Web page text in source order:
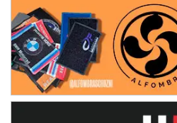
SUR SANTAFESINO - F4
José Samuel Sánchez (Tierra)
Rufino (Santa Fe)
TUCUMANO - F5
Juan Navarro (Asfalto)
El Timbó (Tucumán)